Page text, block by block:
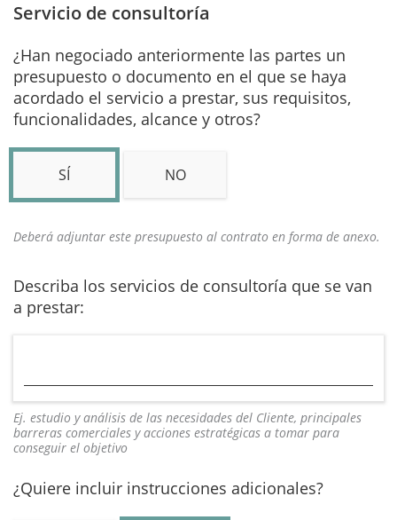
Servicio de consultoría
¿Han negociado anteriormente las partes un
presupuesto o documento en el que se haya
acordado el servicio a prestar, sus requisitos,
funcionalidades, alcance y otros?
SÍ NO
Deberá adjuntar este presupuesto al contrato en forma de anexo.
Describa los servicios de consultoría que se van
a prestar:
Ej. estudio y análisis de las necesidades del Cliente, principales
barreras comerciales y acciones estratégicas a tomar para
conseguir el objetivo
¿Quiere incluir instrucciones adicionales?